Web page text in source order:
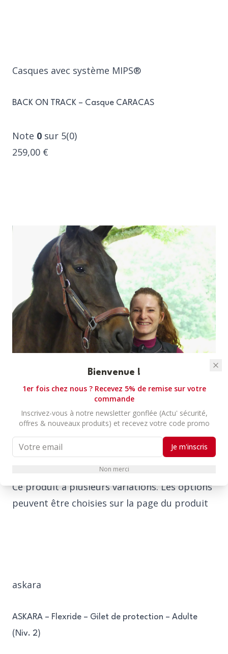
Casques avec système MIPS®
BACK ON TRACK – Casque CARACAS
Note 0 sur 5(0)
259,00 €
Ce produit a plusieurs variations. Les options
peuvent être choisies sur la page du produit
askara
ASKARA – Flexride – Gilet de protection – Adulte
(Niv. 2)
Bienvenue !
1er fois chez nous ? Recevez 5% de remise sur votre
commande
Inscrivez-vous à notre newsletter gonflée (Actu' sécurité,
offres & nouveaux produits) et recevez votre code promo
Je m'inscris
Non merci